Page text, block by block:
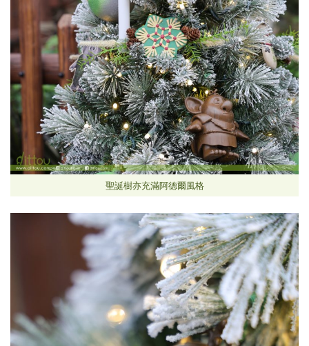
聖誕樹亦充滿阿德爾風格